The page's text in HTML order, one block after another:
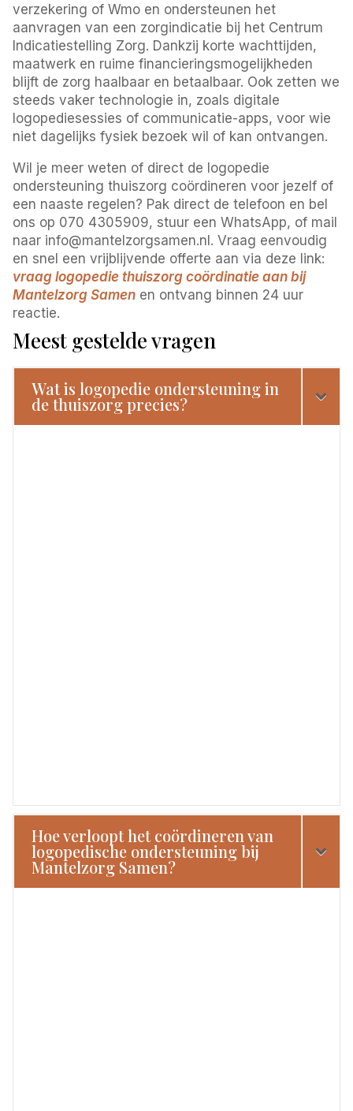
verzekering of Wmo en ondersteunen het
aanvragen van een zorgindicatie bij het Centrum
Indicatiestelling Zorg. Dankzij korte wachttijden,
maatwerk en ruime financieringsmogelijkheden
blijft de zorg haalbaar en betaalbaar. Ook zetten we
steeds vaker technologie in, zoals digitale
logopediesessies of communicatie-apps, voor wie
niet dagelijks fysiek bezoek wil of kan ontvangen.
Wil je meer weten of direct de logopedie
ondersteuning thuiszorg coördineren voor jezelf of
een naaste regelen? Pak direct de telefoon en bel
ons op 070 4305909, stuur een WhatsApp, of mail
naar info@mantelzorgsamen.nl. Vraag eenvoudig
en snel een vrijblijvende offerte aan via deze link:
vraag logopedie thuiszorg coördinatie aan bij
Mantelzorg Samen en ontvang binnen 24 uur
reactie.
Meest gestelde vragen
Wat is logopedie ondersteuning in
de thuiszorg precies?
Hoe verloopt het coördineren van
logopedische ondersteuning bij
Mantelzorg Samen?